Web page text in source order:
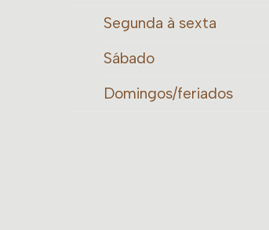
Segunda à sexta
Sábado
Domingos/feriados